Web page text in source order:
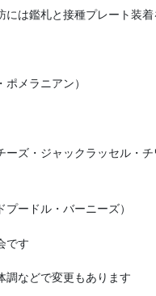
は鑑札と接種プレート装
メラニアン）
ーズ・ジャックラッセル・
ードル・バーニーズ）
です
などで変更もあります